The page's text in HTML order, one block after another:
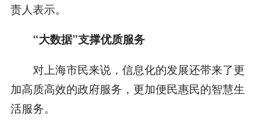
责人表示。
“大数据”支撑优质服务
对上海市民来说，信息化的发展还带来了更
加高质高效的政府服务，更加便民惠民的智慧生
活服务。